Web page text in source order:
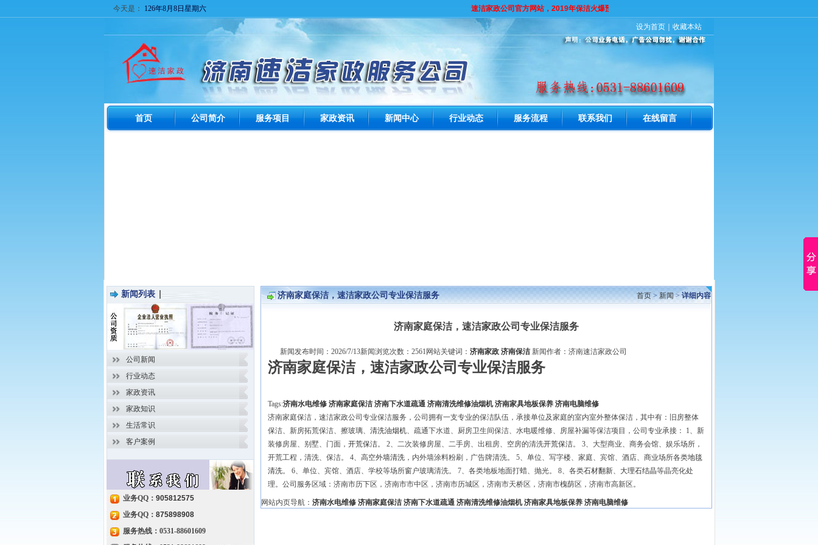
今天是： 126年8月8日星期六 速洁家政公司官方网站，2019年保洁火爆预定中，电话：0531-88601609 打此电话为速洁家政公司所提
设为首页 收藏本站
首页 公司简介 服务项目 家政资讯 新闻中心 行业动态 服务流程 联系我们 在线留言
新闻列表
公司新闻
行业动态
家政资讯
家政知识
生活常识
客户案例
业务QQ： 905812575
业务QQ： 875898908
服务热线：0531-88601609
济南家庭保洁，速洁家政公司专业保洁服务 首页> 新闻> 详细内容
济南家庭保洁，速洁家政公司专业保洁服务
新闻发布时间：2026/7/13新闻浏览次数：2561网站关键词： 济南家政 济南保洁新闻作者：济南速洁家政公司
济南家庭保洁，速洁家政公司专业保洁服务
Tags:济南水电维修 济南家庭保洁 济南下水道疏通 济南清洗维修油烟机 济南家具地板保养 济南电脑维修
济南家庭保洁，速洁家政公司专业保洁服务，公司拥有一支专业的保洁队伍，承接单位及家庭的室内室外整体保洁，其中有：旧房整体
保洁、新房拓荒保洁、擦玻璃、 清洗油烟机、疏通下水道、厨房卫生间保洁、水电暖维修、房屋补漏等保洁项目，公司专业承接： 1、新
装修房屋、别墅、门面， 开荒保洁。 2、二次装修房屋、二手房、出租房、空房的清洗开荒保洁。 3、大型商业、商务会馆、娱乐场所，
开荒工程，清洗、保洁。 4、高空外墙清洗，内外墙涂料粉刷，广告牌清洗。 5、单位、写字楼、家庭、宾馆、酒店、商业场所各类地毯
清洗。 6、单位、宾馆、酒店、学校等场所窗户玻璃清洗。 7、各类地板地面打蜡、抛光。 8、各类石材翻新、 大理石结晶等晶亮化处
理。公司服务区域：济南市历下区，济南市市中区，济南市历城区，济南市天桥区，济南市槐荫区，济南市高新区。
网站内页导航： 济南水电维修 济南家庭保洁 济南下水道疏通 济南清洗维修油烟机 济南家具地板保养 济南电脑维修